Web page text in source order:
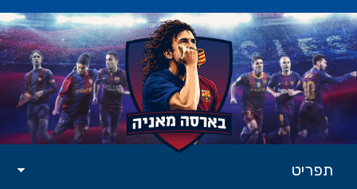
תפריט